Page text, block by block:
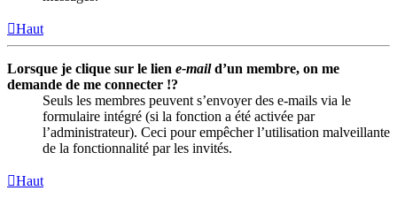
Haut
Lorsque je clique sur le lien e-maild’un membre, on me
demande de me connecter !?
Seuls les membres peuvent s’envoyer des e-mails via le
formulaire intégré (si la fonction a été activée par
l’administrateur). Ceci pour empêcher l’utilisation malveillante
de la fonctionnalité par les invités.
Haut